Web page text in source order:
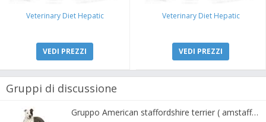
Veterinary Diet Hepatic
VEDI PREZZI
Veterinary Diet Hepatic
VEDI PREZZI
Gruppi di discussione
Gruppo American staffordshire terrier ( amstaff, amastaff )